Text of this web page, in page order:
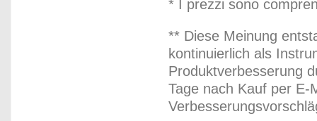
* I prezzi sono
** Diese Meinung
kontinuierlich als
Produktverbesserung
Tage nach Kauf per E-